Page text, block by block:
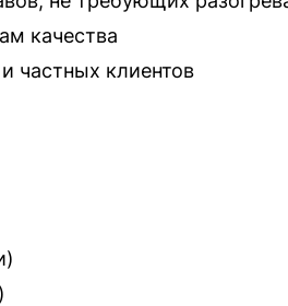
качества
частных клиентов